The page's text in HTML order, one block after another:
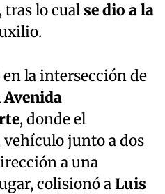
, tras lo cual se dio a la
la intersección de
, donde el
junto a dos
a una
colisionó aLuis